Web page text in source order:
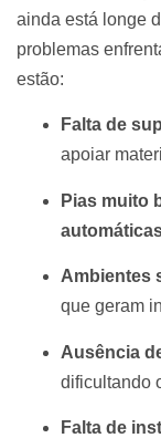
ainda está longe
problemas
estão:
Falta de
apoiar
Pias muito
Ambientes
que geram
Ausência
dificultando
Falta de